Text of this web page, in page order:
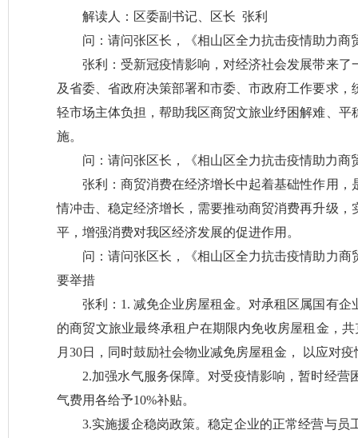
解读人：区委副书记、区长 张利
问：请问张区长，《相山区全力抗击疫情助力
张利：受新冠疫情影响，对经济社会发展带来
及省委、省政府决策部署和市委、市政府工作要求
轻市场主体负担，帮助我区商贸文旅业纾困解难、
施。
问：请问张区长，《相山区全力抗击疫情助力
张利：商贸消费在经济增长中起着基础性作用
情冲击、稳定经济增长，需要推动商贸消费再升级
平，增强消费对我区经济发展的促进作用。
问：请问张区长，《相山区全力抗击疫情助力
要举措
张利：1. 减免企业房屋租金。对承租区属国有
的商贸文旅业最终承租户在期限内免收房屋租金，
月30日，同时鼓励社会物业减免房屋租金， 以应对
2.加强水气服务保障。对受疫情影响，暂时经
气费用各给予10%补贴。
3.实施援企稳岗政策。稳定企业的正常经营与员